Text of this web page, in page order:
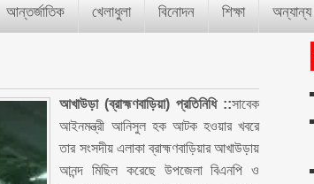
আন্তর্জাতিক খেলাধুলা বিনোদন শিক্ষা অন্যান্য
আখাউড়া (ব্রাহ্মণবাড়িয়া) প্রতিনিধি ::সাবেক
আইনমন্ত্রী আনিসুল হক আটক হওয়ার খবরে
তার সংসদীয় এলাকা ব্রাহ্মণবাড়িয়ার আখাউড়ায়
আনন্দ মিছিল করেছে উপজেলা বিএনপি ও